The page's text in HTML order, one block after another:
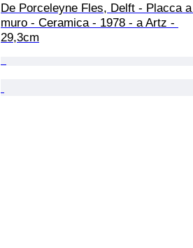
De Porceleyne Fles, Delft - Placca a
muro - Ceramica - 1978 - a Artz -
29,3cm